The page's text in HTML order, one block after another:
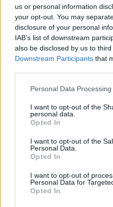
us or personal information
your opt-out. You may
disclosure of your personal
IAB’s list of downstream
also be disclosed by us to
Downstream Participants that
Personal Data
I want to opt-out of the
personal data.
Opted In
I want to opt-out of the
Personal Data.
Opted In
I want to opt-out of
Personal Data for
Opted In
Martina Riva -. Posso dire che
Premier Padel: le immagini del
del mondo. Siamo pronti a